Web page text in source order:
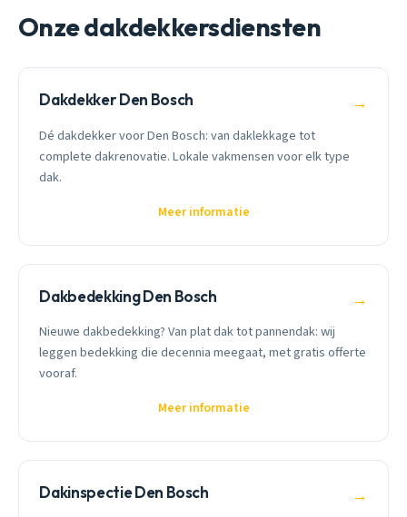
Onze dakdekkersdiensten
Dakdekker Den Bosch →
Dé dakdekker voor Den Bosch: van daklekkage tot
complete dakrenovatie. Lokale vakmensen voor elk type
dak.
Meer informatie
Dakbedekking Den Bosch →
Nieuwe dakbedekking? Van plat dak tot pannendak: wij
leggen bedekking die decennia meegaat, met gratis offerte
vooraf.
Meer informatie
Dakinspectie Den Bosch →